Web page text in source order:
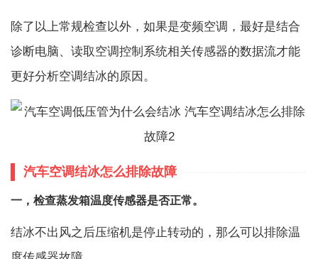
除了以上常规检查以外，如果是变频空调，最好是结合
诊断电脑、读取空调控制系统相关传感器的数据流才能
更好分析空调结冰的原因。
汽车空调结冰怎么排除故障
一，检查蒸发箱温度传感器是否正常。
结冰不出风之后压缩机是停止转动的，那么可以排除温